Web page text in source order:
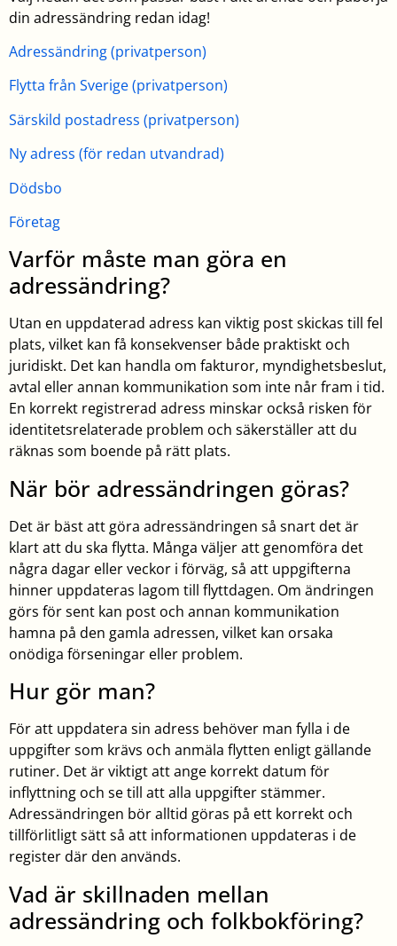
din adressändring redan idag!
Adressändring (privatperson)
Flytta från Sverige (privatperson)
Särskild postadress (privatperson)
Ny adress (för redan utvandrad)
Dödsbo
Företag
Varför måste man göra en
adressändring?
Utan en uppdaterad adress kan viktig post skickas till fel
plats, vilket kan få konsekvenser både praktiskt och
juridiskt. Det kan handla om fakturor, myndighetsbeslut,
avtal eller annan kommunikation som inte når fram i tid.
En korrekt registrerad adress minskar också risken för
identitetsrelaterade problem och säkerställer att du
räknas som boende på rätt plats.
När bör adressändringen göras?
Det är bäst att göra adressändringen så snart det är
klart att du ska flytta. Många väljer att genomföra det
några dagar eller veckor i förväg, så att uppgifterna
hinner uppdateras lagom till flyttdagen. Om ändringen
görs för sent kan post och annan kommunikation
hamna på den gamla adressen, vilket kan orsaka
onödiga förseningar eller problem.
Hur gör man?
För att uppdatera sin adress behöver man fylla i de
uppgifter som krävs och anmäla flytten enligt gällande
rutiner. Det är viktigt att ange korrekt datum för
inflyttning och se till att alla uppgifter stämmer.
Adressändringen bör alltid göras på ett korrekt och
tillförlitligt sätt så att informationen uppdateras i de
register där den används.
Vad är skillnaden mellan
adressändring och folkbokföring?